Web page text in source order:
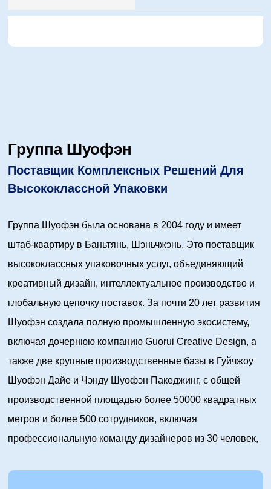
Группа Шуофэн
Поставщик Комплексных Решений Для
Высококлассной Упаковки
Группа Шуофэн была основана в 2004 году и имеет
штаб-квартиру в Баньтянь, Шэньчжэнь. Это поставщик
высококлассных упаковочных услуг, объединяющий
креативный дизайн, интеллектуальное производство и
глобальную цепочку поставок. За почти 20 лет развития
Шуофэн создала полную промышленную экосистему,
включая дочернюю компанию Guorui Creative Design, а
также две крупные производственные базы в Гуйчжоу
Шуофэн Дайе и Чэнду Шуофэн Пакеджинг, с общей
производственной площадью более 50000 квадратных
метров и более 500 сотрудников, включая
профессиональную команду дизайнеров из 30 человек,
управленческую элиту из 50 человек.